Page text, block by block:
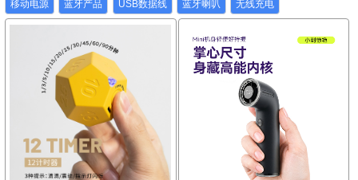
移动电源 蓝牙产品 USB数据线 蓝牙喇叭 无线充电